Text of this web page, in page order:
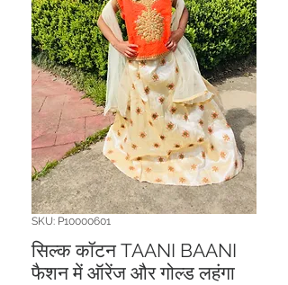
SKU: P10000601
सिल्क कॉटन TAANI BAANI
फैशन में ऑरेंज और गोल्ड लहंगा